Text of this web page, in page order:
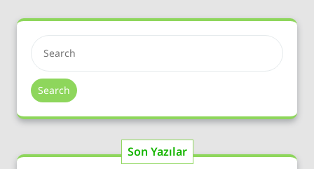
Search
Son Yazılar